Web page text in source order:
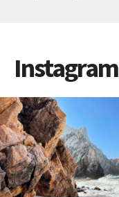
Instagram